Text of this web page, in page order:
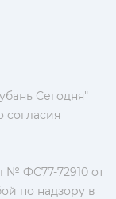
Сегодня"
согласия
№ ФС77-72910 от
по надзору в